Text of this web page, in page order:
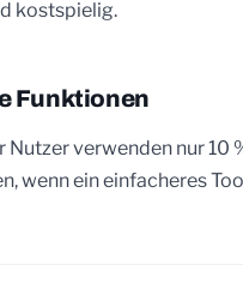
kostspielig.
Funktionen
Nutzer verwenden nur
wenn ein einfacheres